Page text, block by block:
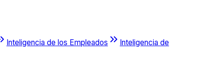
Inteligencia de los Empleados
Inteligencia de